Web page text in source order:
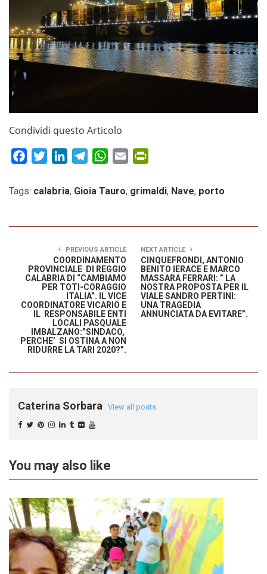
Condividi questo Articolo
FacebookTwitterLinkedInTelegramWhatsApp
Email
Tags: calabria, Gioia Tauro, grimaldi, Nave, porto
PREVIOUS ARTICLE
COORDINAMENTO
PROVINCIALE DI REGGIO
CALABRIA DI “CAMBIAMO
PER TOTI-CORAGGIO
ITALIA”. IL VICE
COORDINATORE VICARIO E
IL RESPONSABILE ENTI
LOCALI PASQUALE
IMBALZANO:”SINDACO,
PERCHE’ SI OSTINA A NON
RIDURRE LA TARI 2020?”.
NEXT ARTICLE
CINQUEFRONDI, ANTONIO
BENITO IERACE E MARCO
MASSARA FERRARI: ” LA
NOSTRA PROPOSTA PER IL
VIALE SANDRO PERTINI:
UNA TRAGEDIA
ANNUNCIATA DA EVITARE”.
Caterina Sorbara View all posts
You may also like